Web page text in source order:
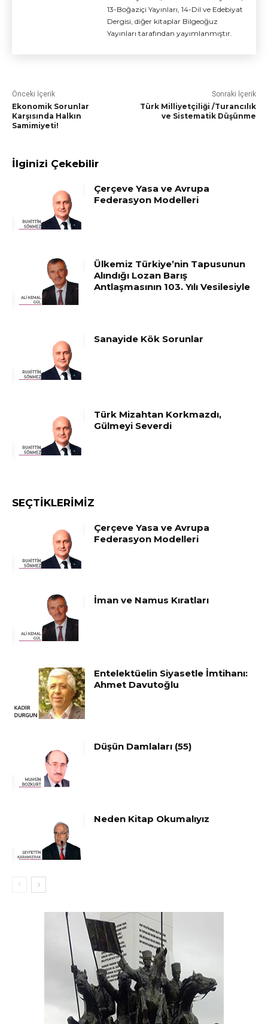
13-Boğaziçi Yayınları, 14-Dil ve Edebiyat
Dergisi, diğer kitaplar Bilgeoğuz
Yayınları tarafından yayımlanmıştır.
Önceki İçerik
Ekonomik Sorunlar
Karşısında Halkın
Samimiyeti!
Sonraki İçerik
Türk Milliyetçiliği /Turancılık
ve Sistematik Düşünme
İlginizi Çekebilir
Çerçeve Yasa ve Avrupa
Federasyon Modelleri
Ülkemiz Türkiye’nin Tapusunun
Alındığı Lozan Barış
Antlaşmasının 103. Yılı Vesilesiyle
Sanayide Kök Sorunlar
Türk Mizahtan Korkmazdı,
Gülmeyi Severdi
SEÇTIKLERIMIZ
Çerçeve Yasa ve Avrupa
Federasyon Modelleri
İman ve Namus Kıratları
Entelektüelin Siyasetle İmtihanı:
Ahmet Davutoğlu
Düşün Damlaları (55)
Neden Kitap Okumalıyız